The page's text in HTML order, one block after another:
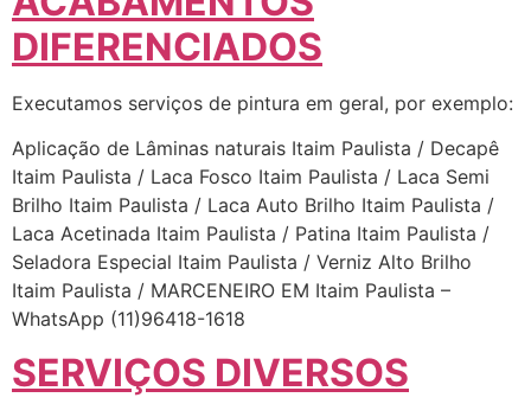
DIFERENCIADOS
Executamos serviços de pintura em geral, por exemplo:
Aplicação de Lâminas naturais Itaim Paulista / Decapê
Itaim Paulista / Laca Fosco Itaim Paulista / Laca Semi
Brilho Itaim Paulista / Laca Auto Brilho Itaim Paulista /
Laca Acetinada Itaim Paulista / Patina Itaim Paulista /
Seladora Especial Itaim Paulista / Verniz Alto Brilho
Itaim Paulista / MARCENEIRO EM Itaim Paulista –
WhatsApp (11)96418-1618
SERVIÇOS DIVERSOS